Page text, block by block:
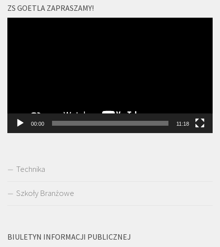
ZS GOETLA ZAPRASZAMY!
00:00 11:18
Technika
Szkoły Branżowe
BIULETYN INFORMACJI PUBLICZNEJ